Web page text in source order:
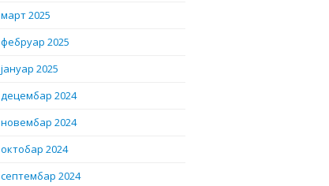
март 2025
фебруар 2025
јануар 2025
децембар 2024
новембар 2024
октобар 2024
септембар 2024